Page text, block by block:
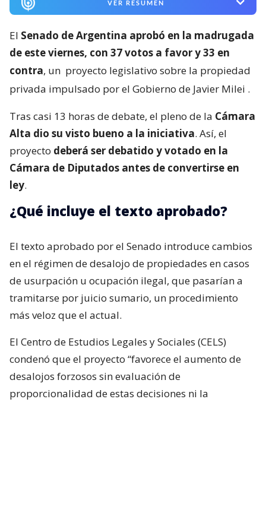
VER RESUMEN
El Senado de Argentina aprobó en la madrugada
de este viernes, con 37 votos a favor y 33 en
contra, un proyecto legislativo sobre la propiedad
privada impulsado por el Gobierno de Javier Milei .
Tras casi 13 horas de debate, el pleno de la Cámara
Alta dio su visto bueno a la iniciativa. Así, el
proyecto deberá ser debatido y votado en la
Cámara de Diputados antes de convertirse en
ley.
¿Qué incluye el texto aprobado?
El texto aprobado por el Senado introduce cambios
en el régimen de desalojo de propiedades en casos
de usurpación u ocupación ilegal, que pasarían a
tramitarse por juicio sumario, un procedimiento
más veloz que el actual.
El Centro de Estudios Legales y Sociales (CELS)
condenó que el proyecto “favorece el aumento de
desalojos forzosos sin evaluación de
proporcionalidad de estas decisiones ni la